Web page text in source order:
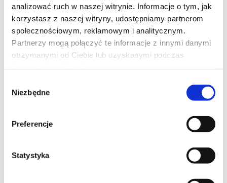
analizować ruch w naszej witrynie. Informacje o tym, jak
korzystasz z naszej witryny, udostępniamy partnerom
społecznościowym, reklamowym i analitycznym.
Partnerzy mogą połączyć te informacje z innymi danymi
otrzymanymi od Ciebie lub uzyskanymi podczas
zgody
Niezbędne
Preferencje
Statystyka
*******